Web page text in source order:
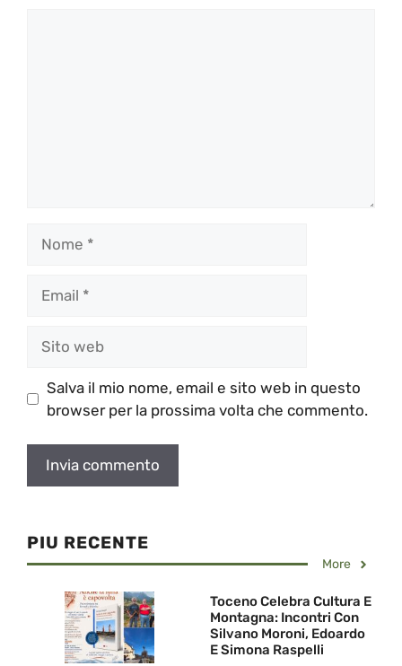
web
Salva il mio nome, email e sito web in questo
browser per la prossima volta che commento.
PIU RECENTE
More
Toceno Celebra Cultura E
Montagna: Incontri Con
Silvano Moroni, Edoardo
E Simona Raspelli